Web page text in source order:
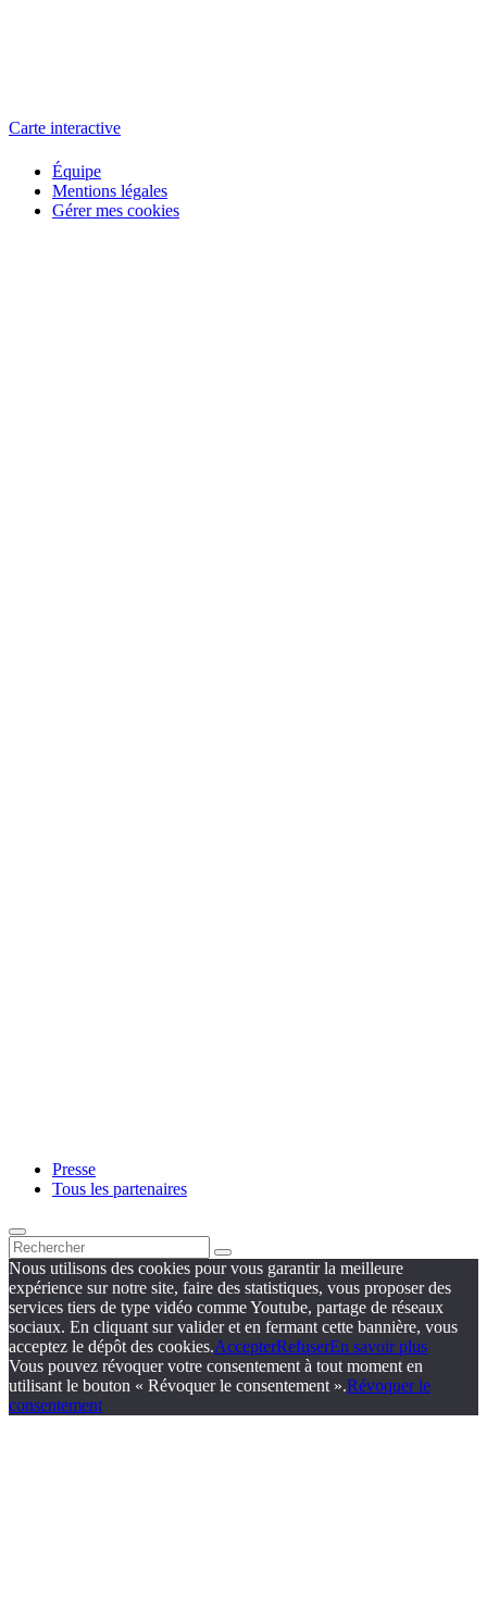
Carte interactive
Équipe
Mentions légales
Gérer mes cookies
Presse
Tous les partenaires
Nous utilisons des cookies pour vous garantir la meilleure
expérience sur notre site, faire des statistiques, vous proposer des
services tiers de type vidéo comme Youtube, partage de réseaux
sociaux. En cliquant sur valider et en fermant cette bannière, vous
acceptez le dépôt des cookies.AccepterRefuserEn savoir plus
Vous pouvez révoquer votre consentement à tout moment en
utilisant le bouton « Révoquer le consentement ».Révoquer le
consentement